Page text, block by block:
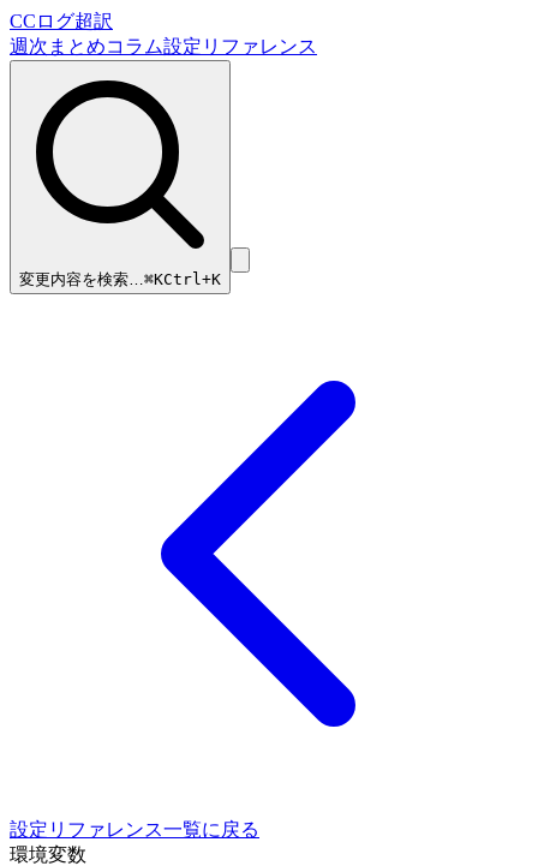
CCログ超訳
週次まとめコラム設定リファレンス
変更内容を検索…⌘KCtrl+K
設定リファレンス一覧に戻る
環境変数